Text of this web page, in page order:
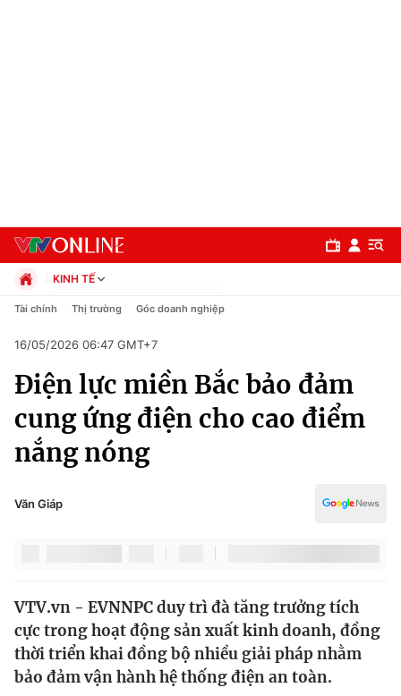
Chuyên mục
Xã hội
Pháp luật
Thế giới
Tin tức
Thế giới đó đây
Kinh tế
KINH TẾ
Chính trị
Pháp luật
Kinh tế
Thể thao
Truyền hình
Văn hóa - Giải trí
Y tế
Tài chính Thị trường Góc doanh nghiệp
16/05/2026 06:47 GMT+7
Điện lực miền Bắc bảo đảm
cung ứng điện cho cao điểm
nắng nóng
Văn Giáp
VTV.vn - EVNNPC duy trì đà tăng trưởng tích
cực trong hoạt động sản xuất kinh doanh, đồng
thời triển khai đồng bộ nhiều giải pháp nhằm
bảo đảm vận hành hệ thống điện an toàn.